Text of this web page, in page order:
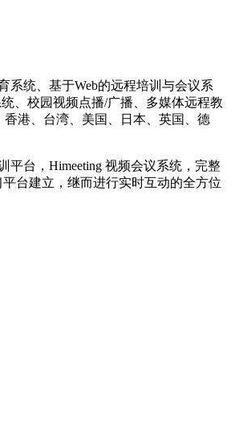
系统、基于Web的远程培训与会议系
、校园视频点播/广播、多媒体远程教
港、台湾、美国、日本、英国、德
平台，Himeeting 视频会议系统，完整
台建立，继而进行实时互动的全方位